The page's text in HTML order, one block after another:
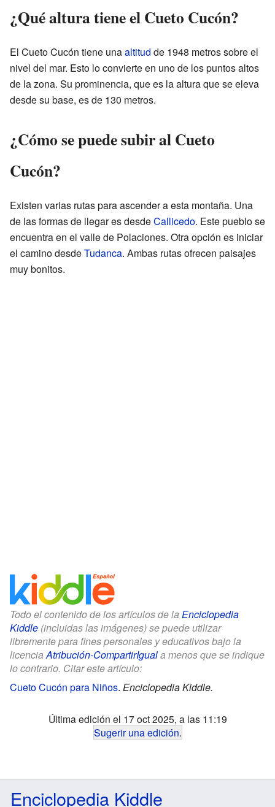
¿Qué altura tiene el Cueto Cucón?
El Cueto Cucón tiene unaaltitud de 1948 metros sobre el
nivel del mar. Esto lo convierte en uno de los puntos altos
de la zona. Su prominencia, que es la altura que se eleva
desde su base, es de 130 metros.
¿Cómo se puede subir al Cueto
Cucón?
Existen varias rutas para ascender a esta montaña. Una
de las formas de llegar es desdeCallicedo. Este pueblo se
encuentra en el valle de Polaciones. Otra opción es iniciar
el camino desdeTudanca. Ambas rutas ofrecen paisajes
muy bonitos.
Todo el contenido de los artículos de la Enciclopedia
Kiddle (incluidas las imágenes) se puede utilizar
libremente para fines personales y educativos bajo la
licenciaAtribución-CompartirIguala menos que se indique
lo contrario. Citar este artículo:
Cueto Cucón para Niños. Enciclopedia Kiddle.
Última edición el 17 oct 2025, a las 11:19
Sugerir una edición.
Enciclopedia Kiddle